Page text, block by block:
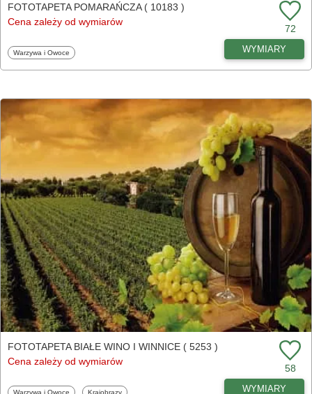
FOTOTAPETA POMARAŃCZA ( 10183 )
Cena zależy od wymiarów
72
Fototapety
Warzywa i Owoce WYMIARY
FOTOTAPETA BIAŁE WINO I WINNICE ( 5253 )
Cena zależy od wymiarów
58
Fototapety
Warzywa i Owoce Fototapety
Krajobrazy WYMIARY